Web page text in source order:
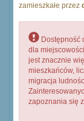
zamieszkałe przez
Dostępność
dla
jest znacznie
mieszkańców,
migracja
zapoznania się